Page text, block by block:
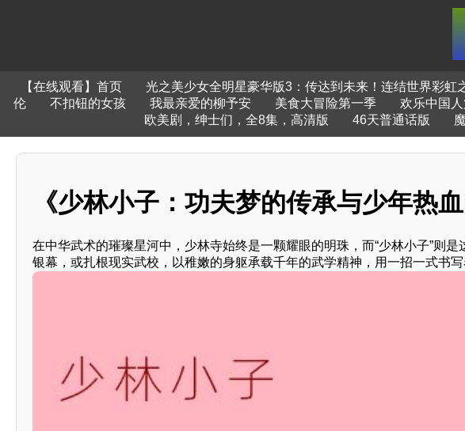
【在线观看】首页 光之美少女全明星豪华版3：传达到未来！连结世界彩虹
伦
不扣钮的女孩 我最亲爱的柳予安 美食大冒险第一季 欢乐中国
欧美剧，绅士们，全8集，高清版
46天普通话版
《少林小子：功夫梦的传承与少年热血
在中华武术的璀璨星河中，少林寺始终是一颗耀眼的明珠，而“少林小子”则
银幕，或扎根现实武校，以稚嫩的身躯承载千年的武学精神，用一招一式书